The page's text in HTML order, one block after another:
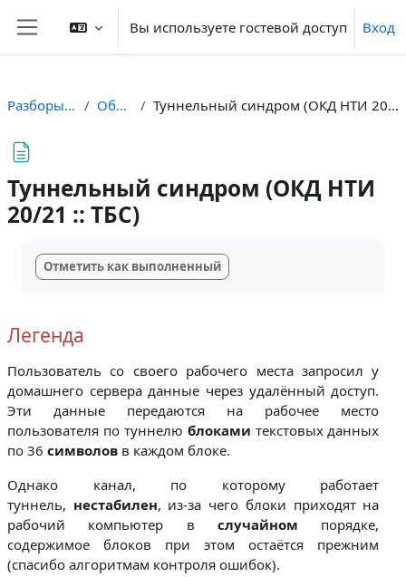
Перейти к основному содержанию
Боковая панель
Вы используете гостевой доступ Вход
Разборы ТБС Общее Туннельный синдром (ОКД НТИ 20/21 :: ТБС)
Туннельный синдром (ОКД НТИ
20/21 :: ТБС)
Отметить как выполненный
Легенда
Пользователь со своего рабочего места запросил у
домашнего сервера данные через удалённый доступ.
Эти данные передаются на рабочее место
пользователя по туннелю блоками текстовых данных
по 36 символов в каждом блоке.
Однако канал, по которому работает
туннель, нестабилен, из-за чего блоки приходят на
рабочий компьютер вслучайном порядке,
содержимое блоков при этом остаётся прежним
(спасибо алгоритмам контроля ошибок).